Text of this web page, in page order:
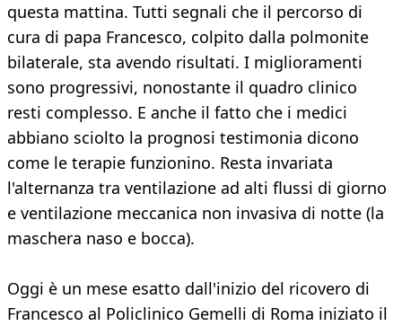
questa mattina. Tutti segnali che il percorso di
cura di papa Francesco, colpito dalla polmonite
bilaterale, sta avendo risultati. I miglioramenti
sono progressivi, nonostante il quadro clinico
resti complesso. E anche il fatto che i medici
abbiano sciolto la prognosi testimonia dicono
come le terapie funzionino. Resta invariata
l'alternanza tra ventilazione ad alti flussi di giorno
e ventilazione meccanica non invasiva di notte (la
maschera naso e bocca).
Oggi è un mese esatto dall'inizio del ricovero di
Francesco al Policlinico Gemelli di Roma iniziato il